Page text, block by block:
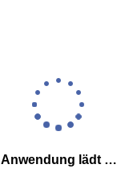
Anwendung lädt …